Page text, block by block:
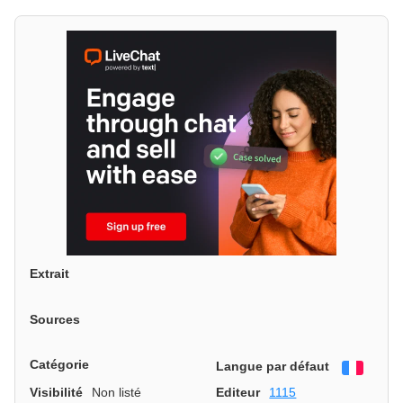
Extrait
Sources
Catégorie Langue par défaut
Visibilité
Non listé Editeur
1115